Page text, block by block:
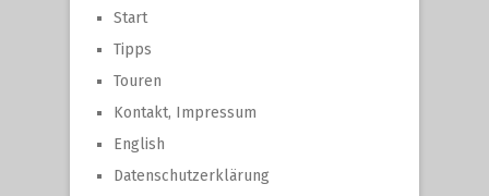
Start
Tipps
Touren
Kontakt, Impressum
English
Datenschutzerklärung